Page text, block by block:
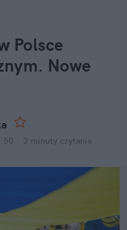
Polsce
Nowe
2 minuty czytania